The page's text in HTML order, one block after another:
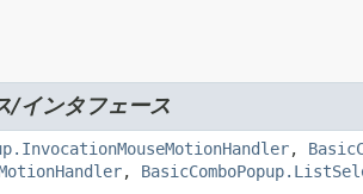
/インタフェース
,
,